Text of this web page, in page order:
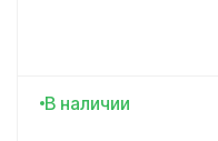
В наличии